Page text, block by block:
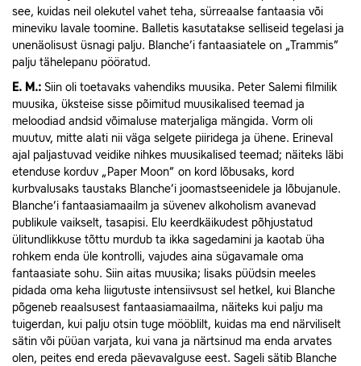
see, kuidas neil olekutel vahet teha, sürreaalse fantaasia või
mineviku lavale toomine. Balletis kasutatakse selliseid tegelasi ja
unenäolisust üsnagi palju. Blanche’i fantaasiatele on „Trammis”
palju tähelepanu pööratud.
E. M.: Siin oli toetavaks vahendiks muusika. Peter Salemi filmilik
muusika, üksteise sisse põimitud muusikalised teemad ja
meloodiad andsid võimaluse materjaliga mängida. Vorm oli
muutuv, mitte alati nii väga selgete piiridega ja ühene. Erineval
ajal paljastuvad veidike nihkes muusikalised teemad; näiteks läbi
etenduse korduv „Paper Moon” on kord lõbusaks, kord
kurbvalusaks taustaks Blanche’i joomastseenidele ja lõbujanule.
Blanche’i fantaasiamaailm ja süvenev alkoholism avanevad
publikule vaikselt, tasapisi. Elu keerdkäikudest põhjustatud
ülitundlikkuse tõttu murdub ta ikka sagedamini ja kaotab üha
rohkem enda üle kontrolli, vajudes aina sügavamale oma
fantaasiate sohu. Siin aitas muusika; lisaks püüdsin meeles
pidada oma keha liigutuste intensiivsust sel hetkel, kui Blanche
põgeneb reaalsusest fantaasiamaailma, näiteks kui palju ma
tuigerdan, kui palju otsin tuge mööblilt, kuidas ma end närviliselt
sätin või püüan varjata, kui vana ja närtsinud ma enda arvates
olen, peites end ereda päevavalguse eest. Sageli sätib Blanche